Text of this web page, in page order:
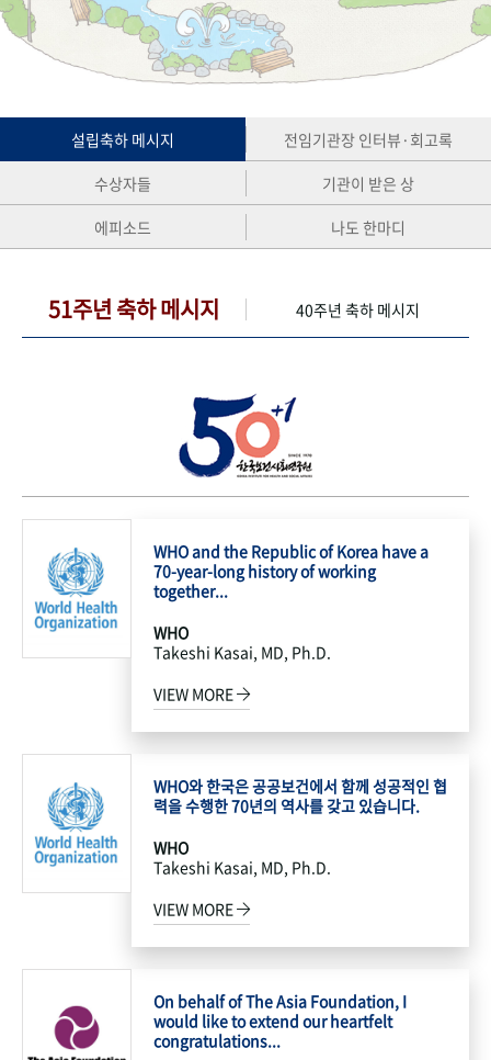
성과 50선 숫자로 보는 50년 50
주년 광장
세계와 함께 한 KIHASA
VR 역사관
설립축하 메시지
전임기관장 인터뷰·회고록
수상자들
기관이 받은 상
에피소드
나도 한마디
51주년 축하 메시지 40주년 축하 메시지
WHO and the Republic of Korea have a
70-year-long history of working
together...
WHO
Takeshi Kasai, MD, Ph.D.
VIEW MORE
WHO와 한국은 공공보건에서 함께 성공적인 협
력을 수행한 70년의 역사를 갖고 있습니다.
WHO
Takeshi Kasai, MD, Ph.D.
VIEW MORE
On behalf of The Asia Foundation, I
would like to extend our heartfelt
congratulations...